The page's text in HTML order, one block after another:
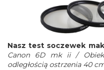
Nasz test soczewek
Canon 6D mk ii /
odległością ostrzenia 40